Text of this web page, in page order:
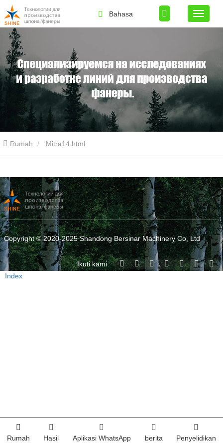
Bahasa
Rumah Mitra14.html
Copyright © 2020-2025 Shandong Bersinar Machinery Co, Ltd
Ikuti kami
Index
Rumah Hasil Aplikasi WhatsApp berita Penyelidikan